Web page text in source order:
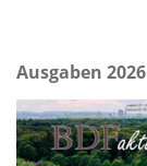
Ausgaben 2026